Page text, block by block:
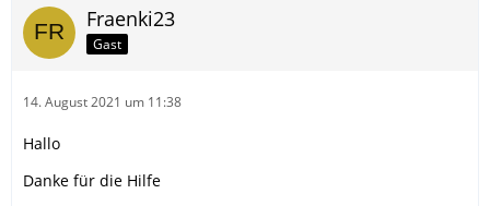
Fraenki23
Gast
14. August 2021 um 11:38
Hallo
Danke für die Hilfe